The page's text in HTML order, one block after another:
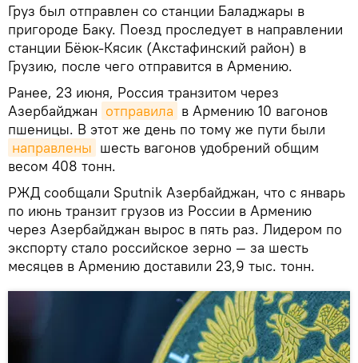
Груз был отправлен со станции Баладжары в
пригороде Баку. Поезд проследует в направлении
станции Бёюк‑Кясик (Акстафинский район) в
Грузию, после чего отправится в Армению.
Ранее, 23 июня, Россия транзитом через
Азербайджан отправила в Армению 10 вагонов
пшеницы. В этот же день по тому же пути были
направлены шесть вагонов удобрений общим
весом 408 тонн.
РЖД сообщали Sputnik Азербайджан, что с январь
по июнь транзит грузов из России в Армению
через Азербайджан вырос в пять раз. Лидером по
экспорту стало российское зерно — за шесть
месяцев в Армению доставили 23,9 тыс. тонн.